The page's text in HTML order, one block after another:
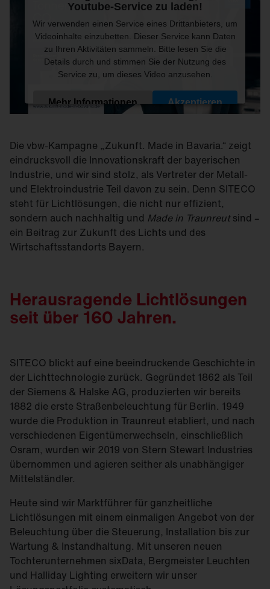
Youtube-Service zu laden!
Wir verwenden einen Service eines Drittanbieters, um
Videoinhalte einzubetten. Dieser Service kann Daten
zu Ihren Aktivitäten sammeln. Bitte lesen Sie die
Details durch und stimmen Sie der Nutzung des
Service zu, um dieses Video anzusehen.
Mehr Informationen Akzeptieren
Platform
Die vbw-Kampagne „Zukunft. Made in Bavaria.“ zeigt
eindrucksvoll die Innovationskraft der bayerischen
Industrie, und wir sind stolz, als Vertreter der Metall-
und Elektroindustrie Teil davon zu sein. Denn SITECO
steht für Lichtlösungen, die nicht nur effizient,
sondern auch nachhaltig und Made in Traunreutsind –
ein Beitrag zur Zukunft des Lichts und des
Wirtschaftsstandorts Bayern.
Herausragende Lichtlösungen
seit über 160 Jahren.
SITECO blickt auf eine beeindruckende Geschichte in
der Lichttechnologie zurück. Gegründet 1862 als Teil
der Siemens & Halske AG, produzierten wir bereits
1882 die erste Straßen­beleuchtung für Berlin. 1949
wurde die Produktion in Traunreut etabliert, und nach
verschiedenen Eigentümerwechseln, einschließlich
Osram, wurden wir 2019 von Stern Stewart Industries
übernommen und agieren seither als unabhängiger
Mittelständler.
Heute sind wir Marktführer für ganzheitliche
Lichtlösungen mit einem einmaligen Angebot von der
Beleuchtung über die Steuerung, Installation bis zur
Wartung & Instandhaltung. Mit unseren neuen
Tochterunternehmen sixData, Bergmeister Leuchten
und Halliday Lighting erweitern wir unser